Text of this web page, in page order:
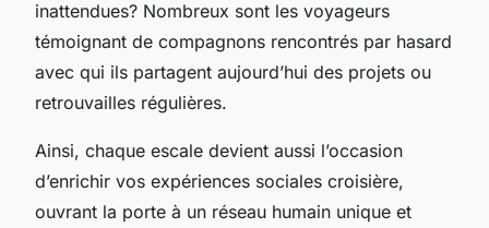
inattendues? Nombreux sont les voyageurs
témoignant de compagnons rencontrés par hasard
avec qui ils partagent aujourd’hui des projets ou
retrouvailles régulières.
Ainsi, chaque escale devient aussi l’occasion
d’enrichir vos expériences sociales croisière,
ouvrant la porte à un réseau humain unique et